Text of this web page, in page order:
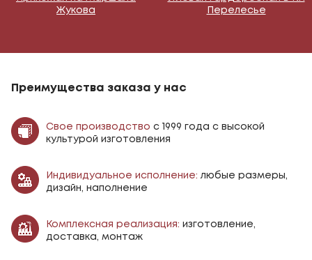
Жукова
Перелесье
Преимущества заказа у нас
Свое производство с 1999 года с высокой
культурой изготовления
Индивидуальное исполнение: любые размеры,
дизайн, наполнение
Комплексная реализация: изготовление,
доставка, монтаж